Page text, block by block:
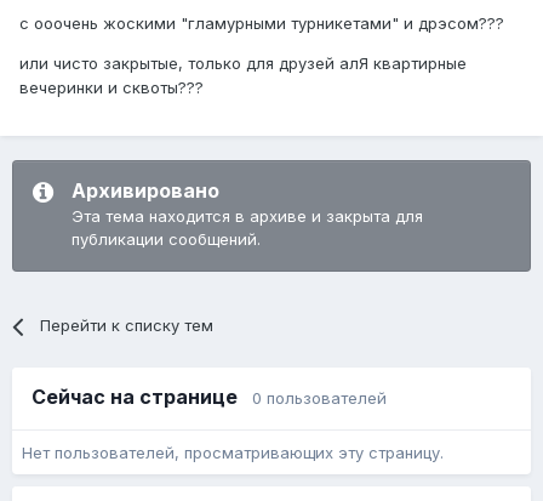
с ооочень жоскими "гламурными турникетами" и дрэсом???
или чисто закрытые, только для друзей алЯ квартирные
вечеринки и сквоты???
Архивировано
Эта тема находится в архиве и закрыта для
публикации сообщений.
Перейти к списку тем
Сейчас на странице 0 пользователей
Нет пользователей, просматривающих эту страницу.